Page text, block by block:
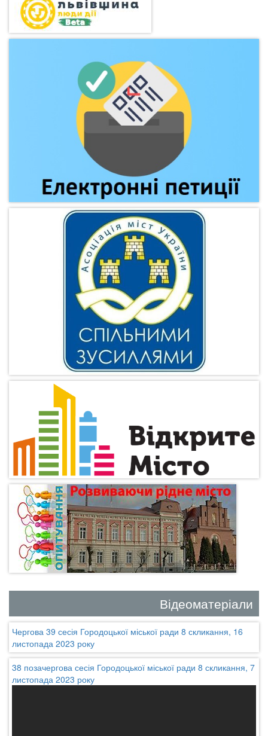
Відеоматеріали
Чергова 39 сесія Городоцької міської ради 8 скликання, 16
листопада 2023 року
38 позачергова сесія Городоцької міської ради 8 скликання, 7
листопада 2023 року